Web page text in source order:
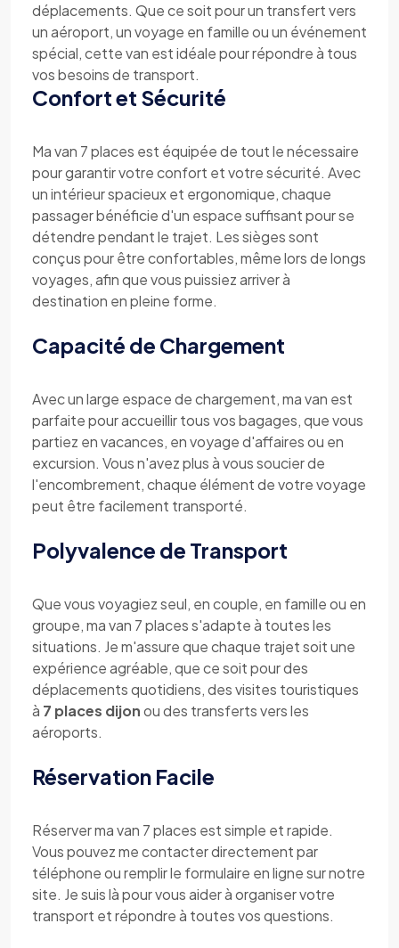
déplacements. Que ce soit pour un transfert vers
un aéroport, un voyage en famille ou un événement
spécial, cette van est idéale pour répondre à tous
vos besoins de transport.
Confort et Sécurité
Ma van 7 places est équipée de tout le nécessaire
pour garantir votre confort et votre sécurité. Avec
un intérieur spacieux et ergonomique, chaque
passager bénéficie d'un espace suffisant pour se
détendre pendant le trajet. Les sièges sont
conçus pour être confortables, même lors de longs
voyages, afin que vous puissiez arriver à
destination en pleine forme.
Capacité de Chargement
Avec un large espace de chargement, ma van est
parfaite pour accueillir tous vos bagages, que vous
partiez en vacances, en voyage d'affaires ou en
excursion. Vous n'avez plus à vous soucier de
l'encombrement, chaque élément de votre voyage
peut être facilement transporté.
Polyvalence de Transport
Que vous voyagiez seul, en couple, en famille ou en
groupe, ma van 7 places s'adapte à toutes les
situations. Je m'assure que chaque trajet soit une
expérience agréable, que ce soit pour des
déplacements quotidiens, des visites touristiques
à 7 places dijonou des transferts vers les
aéroports.
Réservation Facile
Réserver ma van 7 places est simple et rapide.
Vous pouvez me contacter directement par
téléphone ou remplir le formulaire en ligne sur notre
site. Je suis là pour vous aider à organiser votre
transport et répondre à toutes vos questions.